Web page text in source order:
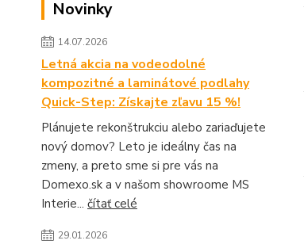
Novinky
14.07.2026
Letná akcia na vodeodolné
kompozitné a laminátové podlahy
Quick-Step: Získajte zľavu 15 %!
Plánujete rekonštrukciu alebo zariaďujete
nový domov? Leto je ideálny čas na
zmeny, a preto sme si pre vás na
Domexo.sk a v našom showroome MS
Interie... čítať celé
29.01.2026